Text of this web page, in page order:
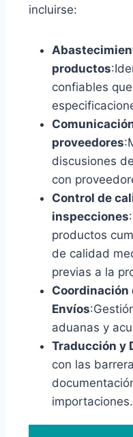
incluirse:
productos
confiables
proveedores
discusiones
con
Control de
inspecciones
productos
de calidad
previas a la
Coordinación
Envíos
aduanas y
Traducción y
con las
importaciones.